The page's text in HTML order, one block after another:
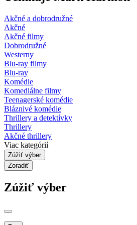
Akčné a dobrodružné
Akčné
Akčné filmy
Dobrodružné
Westerny
Blu-ray filmy
Blu-ray
Komédie
Komediálne filmy
Teenagerské komédie
Bláznivé komédie
Thrillery a detektívky
Thrillery
Akčné thrillery
Viac kategórií
Zúžiť výber
Zoradiť
Zúžiť výber